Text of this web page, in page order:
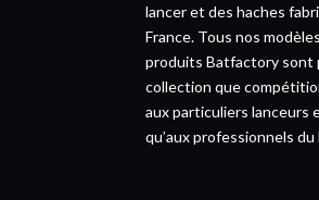
lancer et des haches
France. Tous nos
produits Batfactory sont
collection que
aux particuliers lanceurs
qu’aux professionnels du